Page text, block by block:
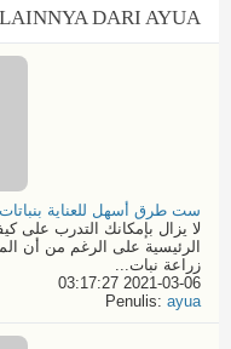
DARI AYUA
ست طرق أسهل للعناية بنباتات
لا يزال بإمكانك التدرب على
الرئيسية على الرغم من أن
زراعة نبات...
2021-03-06 03:17:27
Penulis: ayua